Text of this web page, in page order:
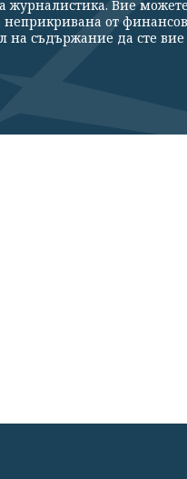
журналистика. Вие
от
съдържание да сте вие